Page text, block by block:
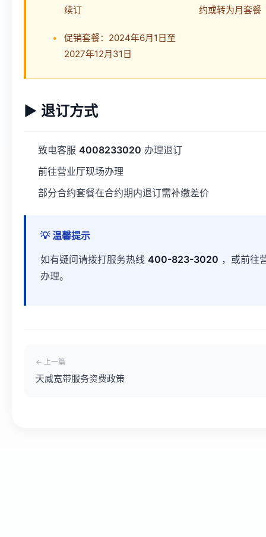
续订
约或转为月套餐
促销套餐：2024年6月1日至
2027年12月31日
▶ 退订方式
致电客服 4008233020 办理退订
前往营业厅现场办理
部分合约套餐在合约期内退订需补缴差价
💡 温馨提示
如有疑问请拨打服务热线 400-823-3020 ，或前往
办理。
← 上一篇
天威宽带服务资费政策